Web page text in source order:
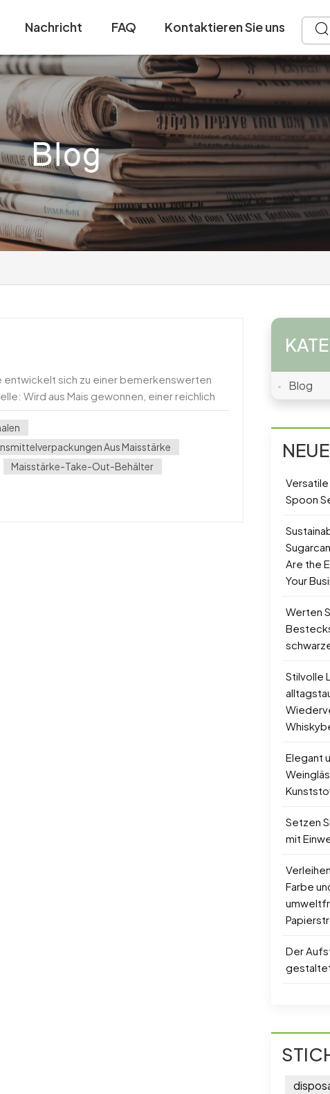
Nachricht FAQ Kontaktieren Sie uns
entwickelt sich zu einer bemerkenswerten
Wird aus Mais gewonnen, einer reichlich
Biologisc...
Aus Maisstärke
Maisstärke-Take-Out-Behälter
Blog
Spoon
Are the
Your
Werten
Stilvolle
Elegant
Setzen
mit
Farbe
Der